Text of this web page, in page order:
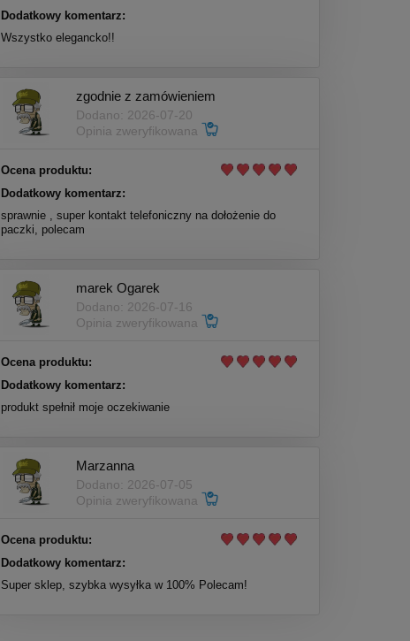
Dodatkowy komentarz:
Wszystko elegancko!!
zgodnie z zamówieniem
Dodano: 2026-07-20
Opinia zweryfikowana
Ocena produktu:
Dodatkowy komentarz:
sprawnie , super kontakt telefoniczny na dołożenie do
paczki, polecam
marek Ogarek
Dodano: 2026-07-16
Opinia zweryfikowana
Ocena produktu:
Dodatkowy komentarz:
produkt spełnił moje oczekiwanie
Marzanna
Dodano: 2026-07-05
Opinia zweryfikowana
Ocena produktu:
Dodatkowy komentarz:
Super sklep, szybka wysyłka w 100% Polecam!